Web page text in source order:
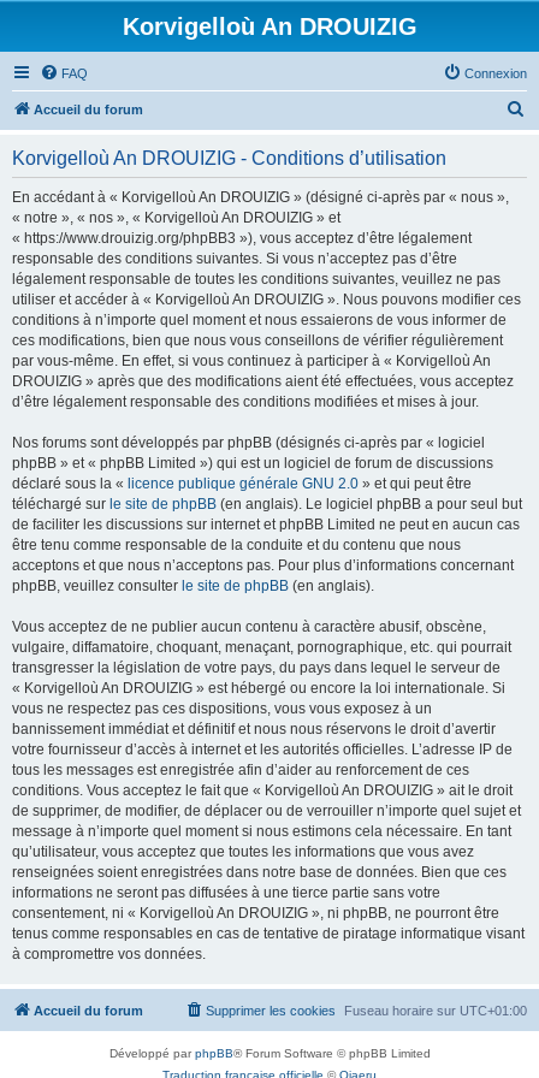
Korvigelloù An DROUIZIG
FAQ Connexion
Accueil du forum
Korvigelloù An DROUIZIG - Conditions d’utilisation
En accédant à « Korvigelloù An DROUIZIG » (désigné ci-après par « nous »,
« notre », « nos », « Korvigelloù An DROUIZIG » et
« https://www.drouizig.org/phpBB3 »), vous acceptez d’être légalement
responsable des conditions suivantes. Si vous n’acceptez pas d’être
légalement responsable de toutes les conditions suivantes, veuillez ne pas
utiliser et accéder à « Korvigelloù An DROUIZIG ». Nous pouvons modifier ces
conditions à n’importe quel moment et nous essaierons de vous informer de
ces modifications, bien que nous vous conseillons de vérifier régulièrement
par vous-même. En effet, si vous continuez à participer à « Korvigelloù An
DROUIZIG » après que des modifications aient été effectuées, vous acceptez
d’être légalement responsable des conditions modifiées et mises à jour.
Nos forums sont développés par phpBB (désignés ci-après par « logiciel
phpBB » et « phpBB Limited ») qui est un logiciel de forum de discussions
déclaré sous la « licence publique générale GNU 2.0 » et qui peut être
téléchargé sur le site de phpBB (en anglais). Le logiciel phpBB a pour seul but
de faciliter les discussions sur internet et phpBB Limited ne peut en aucun cas
être tenu comme responsable de la conduite et du contenu que nous
acceptons et que nous n’acceptons pas. Pour plus d’informations concernant
phpBB, veuillez consulter le site de phpBB (en anglais).
Vous acceptez de ne publier aucun contenu à caractère abusif, obscène,
vulgaire, diffamatoire, choquant, menaçant, pornographique, etc. qui pourrait
transgresser la législation de votre pays, du pays dans lequel le serveur de
« Korvigelloù An DROUIZIG » est hébergé ou encore la loi internationale. Si
vous ne respectez pas ces dispositions, vous vous exposez à un
bannissement immédiat et définitif et nous nous réservons le droit d’avertir
votre fournisseur d’accès à internet et les autorités officielles. L’adresse IP de
tous les messages est enregistrée afin d’aider au renforcement de ces
conditions. Vous acceptez le fait que « Korvigelloù An DROUIZIG » ait le droit
de supprimer, de modifier, de déplacer ou de verrouiller n’importe quel sujet et
message à n’importe quel moment si nous estimons cela nécessaire. En tant
qu’utilisateur, vous acceptez que toutes les informations que vous avez
renseignées soient enregistrées dans notre base de données. Bien que ces
informations ne seront pas diffusées à une tierce partie sans votre
consentement, ni « Korvigelloù An DROUIZIG », ni phpBB, ne pourront être
tenus comme responsables en cas de tentative de piratage informatique visant
à compromettre vos données.
Accueil du forum Fuseau horaire sur UTC+01:00
Supprimer les cookies
Développé parphpBB® Forum Software © phpBB Limited
Traduction française officielle ©Qiaeru